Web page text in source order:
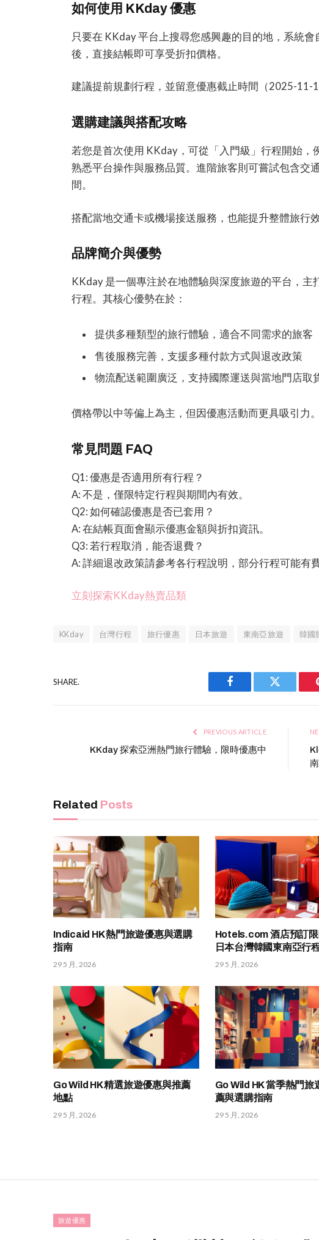
如何使用 KKday 優惠
只要在 KKday 平台上搜尋您感興趣的目的地，系統
後，直接結帳即可享受折扣價格。
建議提前規劃行程，並留意優惠截止時間（2025-11-
選購建議與搭配攻略
若您是首次使用 KKday，可從「入門級」行程開始，
熟悉平台操作與服務品質。進階旅客則可嘗試包含交
間。
搭配當地交通卡或機場接送服務，也能提升整體旅行效
品牌簡介與優勢
KKday 是一個專注於在地體驗與深度旅遊的平台，
行程。其核心優勢在於：
提供多種類型的旅行體驗，適合不同需求的旅客
售後服務完善，支援多種付款方式與退改政策
物流配送範圍廣泛，支持國際運送與當地門店取
價格帶以中等偏上為主，但因優惠活動而更具吸引力。
常見問題 FAQ
Q1: 優惠是否適用所有行程？
A: 不是，僅限特定行程與期間內有效。
Q2: 如何確認優惠是否已套用？
A: 在結帳頁面會顯示優惠金額與折扣資訊。
Q3: 若行程取消，能否退費？
A: 詳細退改政策請參考各行程說明，部分行程可能有
立刻探索KKday熱賣品類
KKday 台灣行程 旅行優惠 日本旅遊 東南亞旅遊 韓國
SHARE.
Facebook Twitter
PREVIOUS ARTICLE
KKday 探索亞洲熱門旅行體驗，限時優惠中
Related Posts
Indicaid HK 熱門旅遊優惠與選購
指南
29 5 月, 2026
Hotels.com 酒店預訂限
日本台灣韓國東南亞行
29 5 月, 2026
Go Wild HK 精選旅遊優惠與推薦
地點
29 5 月, 2026
Go Wild HK 當季熱門旅
薦與選購指南
29 5 月, 2026
旅遊優惠